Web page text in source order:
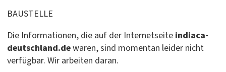
BAUSTELLE
Die Informationen, die auf der Internetseite indiaca-
deutschland.dewaren, sind momentan leider nicht
verfügbar. Wir arbeiten daran.